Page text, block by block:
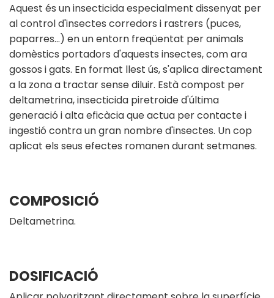
Aquest és un insecticida especialment dissenyat per
al control d'insectes corredors i rastrers (puces,
paparres...) en un entorn freqüentat per animals
domèstics portadors d'aquests insectes, com ara
gossos i gats. En format llest ús, s'aplica directament
a la zona a tractar sense diluir. Està compost per
deltametrina, insecticida piretroide d'última
generació i alta eficàcia que actua per contacte i
ingestió contra un gran nombre d'insectes. Un cop
aplicat els seus efectes romanen durant setmanes.
COMPOSICIÓ
Deltametrina.
DOSIFICACIÓ